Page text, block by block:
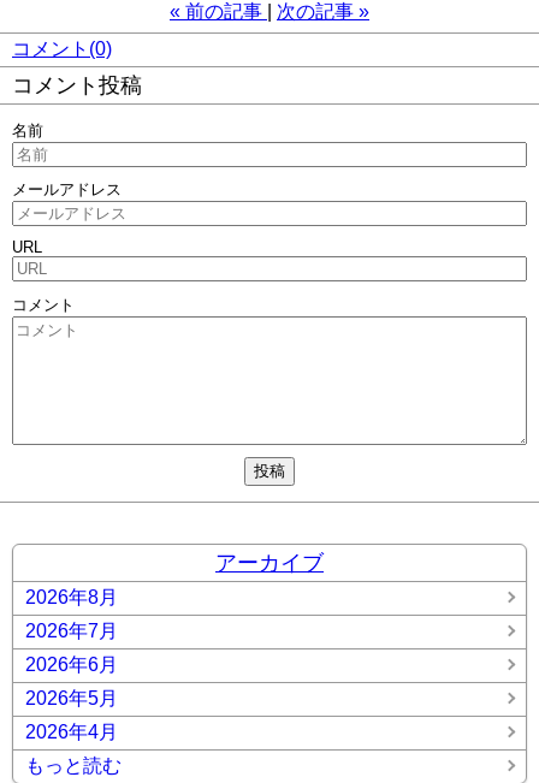
« 前の記事 次の記事 »
コメント(0)
コメント投稿
名前
メールアドレス
URL
コメント
アーカイブ
2026年8月
2026年7月
2026年6月
2026年5月
2026年4月
もっと読む